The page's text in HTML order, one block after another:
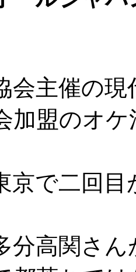
会主催の
加盟のオ
京で二回
分高関さん